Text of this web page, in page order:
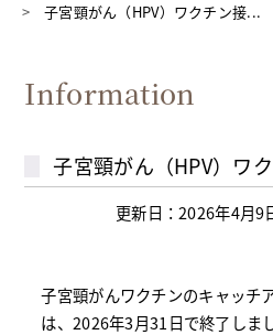
子宮頸がん（HPV）ワクチン接...
Information
子宮頸がん（HPV）ワ
更新日：2026年4月9
子宮頸がんワクチンのキャッチ
は、2026年3月31日で終了しま